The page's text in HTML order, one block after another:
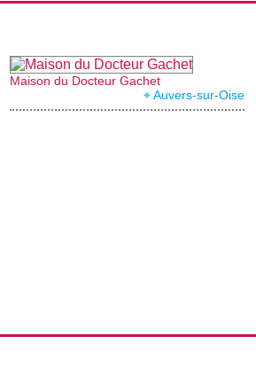
Maison du Docteur Gachet
⌖ Auvers-sur-Oise